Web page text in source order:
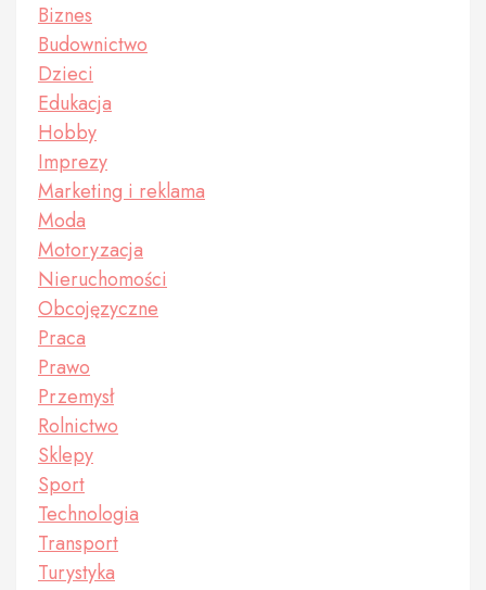
Biznes
Budownictwo
Dzieci
Edukacja
Hobby
Imprezy
Marketing i reklama
Moda
Motoryzacja
Nieruchomości
Obcojęzyczne
Praca
Prawo
Przemysł
Rolnictwo
Sklepy
Sport
Technologia
Transport
Turystyka